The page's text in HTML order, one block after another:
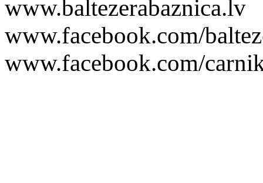
www.baltezerabaznica.lv
www.facebook.com/
www.facebook.com/